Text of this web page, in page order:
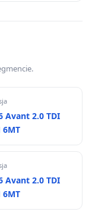
Avant 2.0 TDI
6MT
Avant 2.0 TDI
6MT